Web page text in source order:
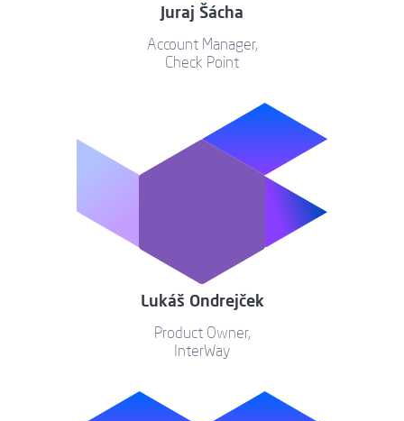
Juraj Šácha
Account Manager,
Check Point
Lukáš Ondrejček
Product Owner,
InterWay